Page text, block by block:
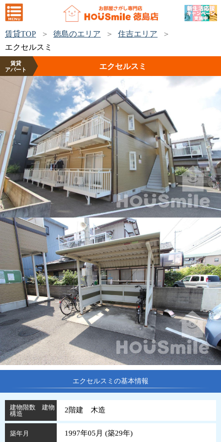
賃貸TOP 徳島のエリア
住吉エリア
エクセルスミ
賃貸
アパート
エクセルスミ
エクセルスミの基本情報
建物階数 建物
構造
2階建 木造
築年月 1997年05月 (築29年)